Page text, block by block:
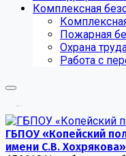
Комплексная
Пожарная
Охрана
Работа с
...
ГБПОУ «Копейский
имени С.В. Хохрякова»